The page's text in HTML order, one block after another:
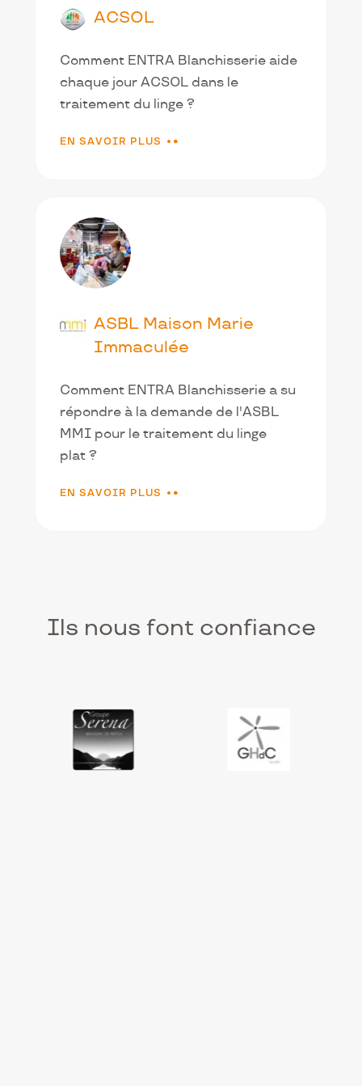
Comment ENTRA Blanchisserie aide
chaque jour ACSOL dans le
traitement du linge ?
ACSOL
EN SAVOIR PLUS
Comment ENTRA Blanchisserie a su
répondre à la demande de l'ASBL
MMI pour le traitement du linge
plat ?
ASBL Maison Marie
Immaculée
EN SAVOIR PLUS
Ils nous font confiance